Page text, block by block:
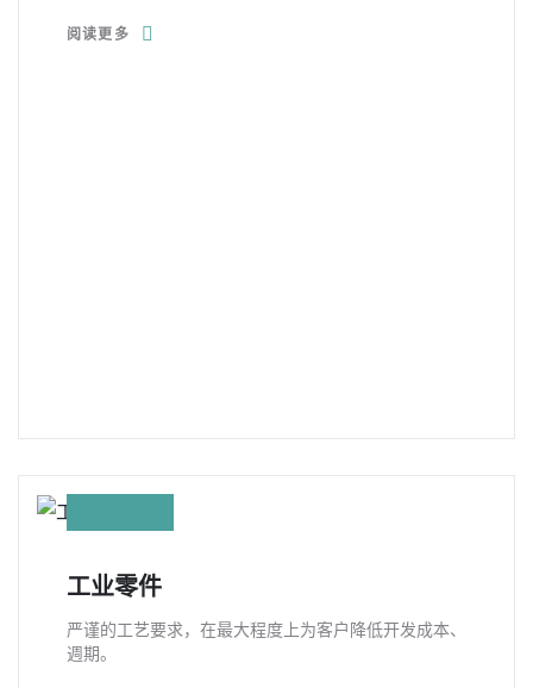
阅读更多
工业零件
严谨的工艺要求，在最大程度上为客户降低开发成本、
週期。